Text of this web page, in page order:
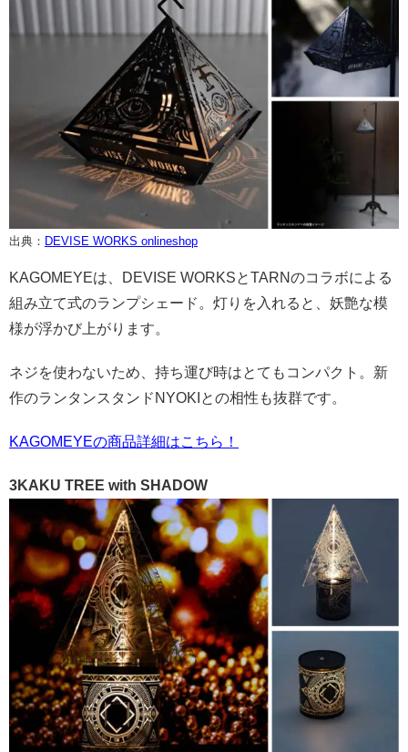
出典： DEVISE WORKS onlineshop
KAGOMEYEは、DEVISE WORKSとTARNのコラボによる
組み立て式のランプシェード。灯りを入れると、妖艶な模
様が浮かび上がります。
ネジを使わないため、持ち運び時はとてもコンパクト。新
作のランタンスタンドNYOKIとの相性も抜群です。
KAGOMEYEの商品詳細はこちら！
3KAKU TREE with SHADOW